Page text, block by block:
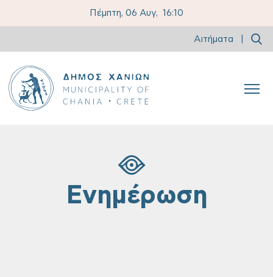
Πέμπτη, 06 Αυγ, 16:10
Αιτήματα
Ενημέρωση